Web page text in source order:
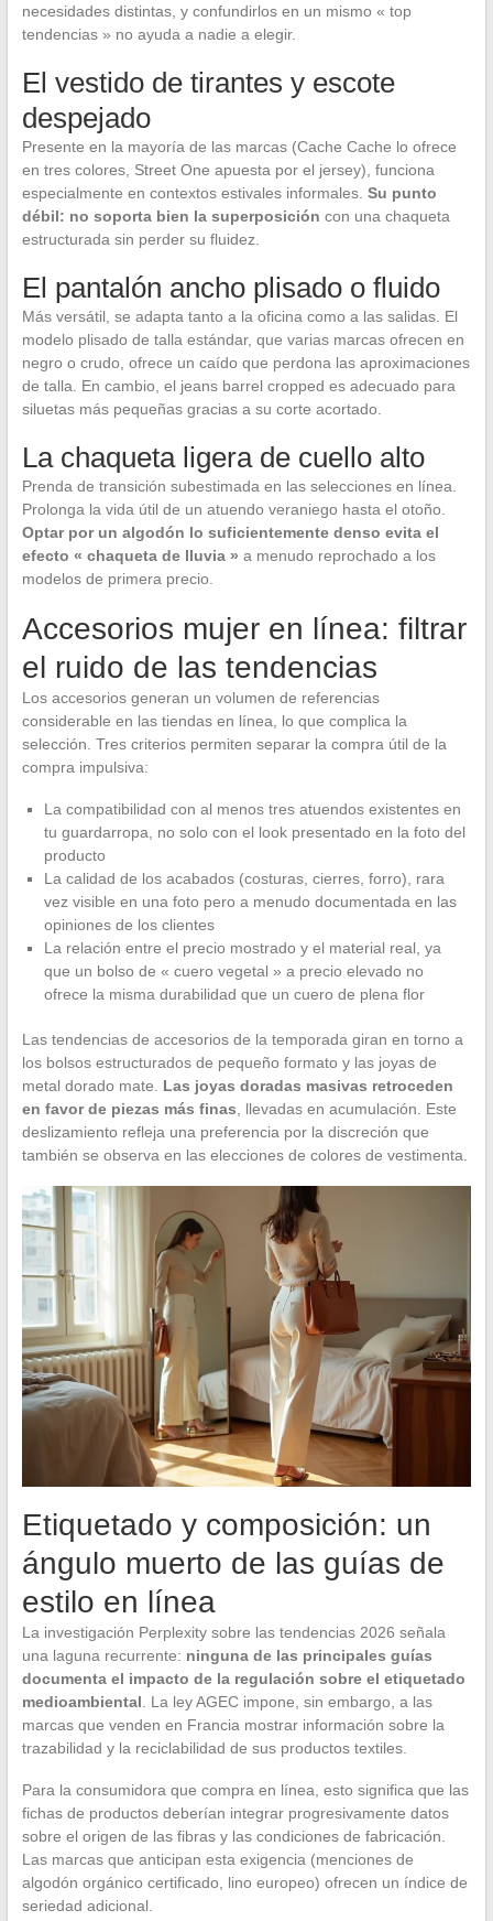
necesidades distintas, y confundirlos en un mismo « top
tendencias » no ayuda a nadie a elegir.
El vestido de tirantes y escote
despejado
Presente en la mayoría de las marcas (Cache Cache lo ofrece
en tres colores, Street One apuesta por el jersey), funciona
especialmente en contextos estivales informales. Su punto
débil: no soporta bien la superposición con una chaqueta
estructurada sin perder su fluidez.
El pantalón ancho plisado o fluido
Más versátil, se adapta tanto a la oficina como a las salidas. El
modelo plisado de talla estándar, que varias marcas ofrecen en
negro o crudo, ofrece un caído que perdona las aproximaciones
de talla. En cambio, el jeans barrel cropped es adecuado para
siluetas más pequeñas gracias a su corte acortado.
La chaqueta ligera de cuello alto
Prenda de transición subestimada en las selecciones en línea.
Prolonga la vida útil de un atuendo veraniego hasta el otoño.
Optar por un algodón lo suficientemente denso evita el
efecto « chaqueta de lluvia » a menudo reprochado a los
modelos de primera precio.
Accesorios mujer en línea: filtrar
el ruido de las tendencias
Los accesorios generan un volumen de referencias
considerable en las tiendas en línea, lo que complica la
selección. Tres criterios permiten separar la compra útil de la
compra impulsiva:
La compatibilidad con al menos tres atuendos existentes en
tu guardarropa, no solo con el look presentado en la foto del
producto
La calidad de los acabados (costuras, cierres, forro), rara
vez visible en una foto pero a menudo documentada en las
opiniones de los clientes
La relación entre el precio mostrado y el material real, ya
que un bolso de « cuero vegetal » a precio elevado no
ofrece la misma durabilidad que un cuero de plena flor
Las tendencias de accesorios de la temporada giran en torno a
los bolsos estructurados de pequeño formato y las joyas de
metal dorado mate. Las joyas doradas masivas retroceden
en favor de piezas más finas, llevadas en acumulación. Este
deslizamiento refleja una preferencia por la discreción que
también se observa en las elecciones de colores de vestimenta.
Etiquetado y composición: un
ángulo muerto de las guías de
estilo en línea
La investigación Perplexity sobre las tendencias 2026 señala
una laguna recurrente: ninguna de las principales guías
documenta el impacto de la regulación sobre el etiquetado
medioambiental . La ley AGEC impone, sin embargo, a las
marcas que venden en Francia mostrar información sobre la
trazabilidad y la reciclabilidad de sus productos textiles.
Para la consumidora que compra en línea, esto significa que las
fichas de productos deberían integrar progresivamente datos
sobre el origen de las fibras y las condiciones de fabricación.
Las marcas que anticipan esta exigencia (menciones de
algodón orgánico certificado, lino europeo) ofrecen un índice de
seriedad adicional.